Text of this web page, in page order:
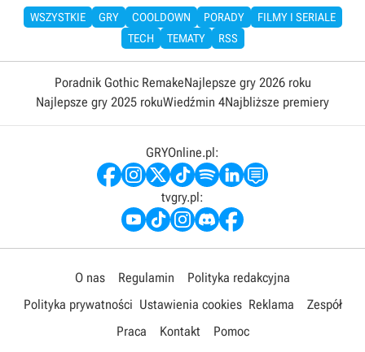
WSZYSTKIE GRY COOLDOWN PORADY
FILMY I SERIALE
TECH
TEMATY RSS
Poradnik Gothic RemakeNajlepsze gry 2026 roku
Najlepsze gry 2025 rokuWiedźmin 4Najbliższe premiery
GRYOnline.pl:
tvgry.pl:
O nas Regulamin
Polityka redakcyjna
Polityka prywatności Ustawienia cookies Reklama
Zespół
Praca
Kontakt Pomoc